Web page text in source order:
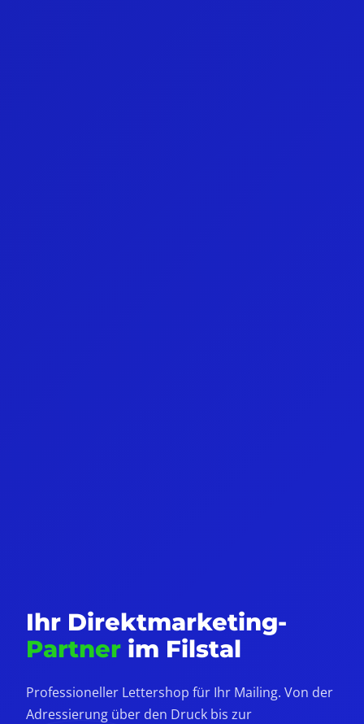
Ihr Direktmarketing-
Partner im Filstal
Professioneller Lettershop für Ihr Mailing. Von der
Adressierung über den Druck bis zur